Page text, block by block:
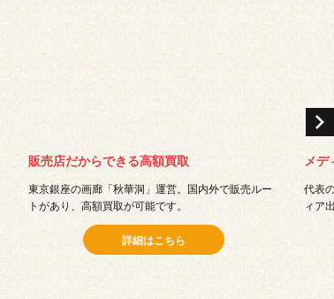
販売店だからできる高額買取
東京銀座の画廊「秋華洞」運営。国内外で販売ルー
トがあり、高額買取が可能です。
詳細はこちら
メデ
代表
ィア